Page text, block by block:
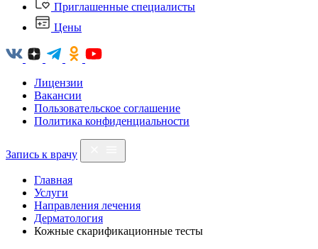
Приглашенные специалисты
Цены
Лицензии
Вакансии
Пользовательское соглашение
Политика конфиденциальности
Запись к врачу
Главная
Услуги
Направления лечения
Дерматология
Кожные скарификационные тесты